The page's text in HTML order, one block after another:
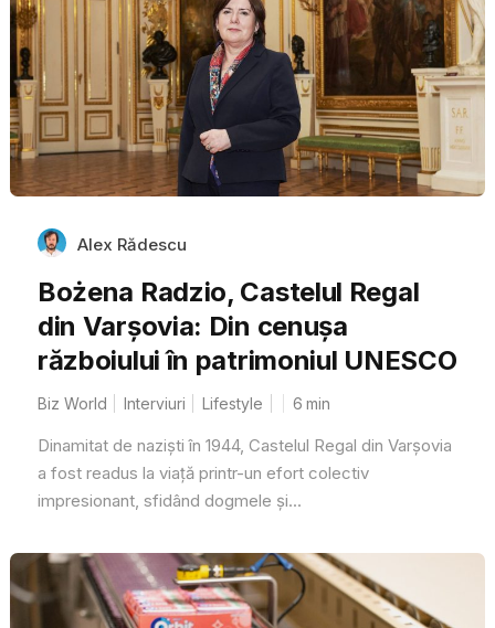
Alex Rădescu
Bożena Radzio, Castelul Regal
din Varșovia: Din cenușa
războiului în patrimoniul UNESCO
Biz World Interviuri Lifestyle 6 min
Dinamitat de naziști în 1944, Castelul Regal din Varșovia
a fost readus la viață printr-un efort colectiv
impresionant, sfidând dogmele și...